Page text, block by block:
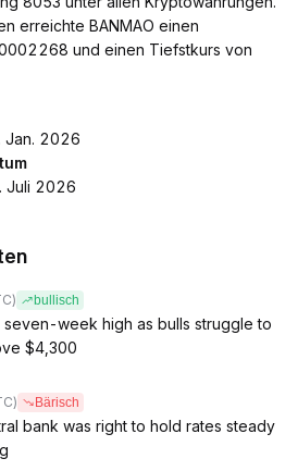
erreichte BANMAO einen
und einen Tiefstkurs von
Jan. 2026
Juli 2026
bullisch
week high as bulls struggle to
$4,300
Bärisch
bank was right to hold rates steady